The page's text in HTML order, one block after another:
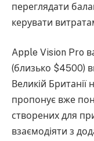
переглядати
керувати
Apple Vision Pro
(близько $4500)
Великій Британії
пропонує вже
створених для
взаємодіяти з